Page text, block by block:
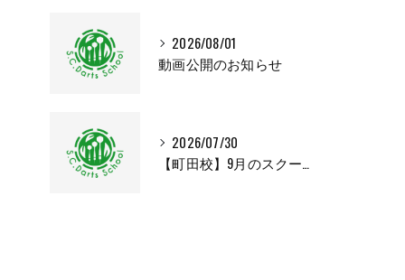
2026/08/01
動画公開のお知らせ
2026/07/30
【町田校】9月のスクールカレンダー